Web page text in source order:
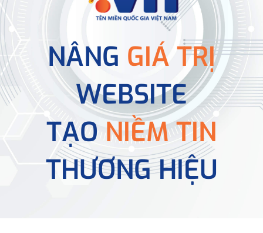
NÂNG GIÁ TRỊ
WEBSITE
TẠONIỀM TIN
THƯƠNG HIỆU